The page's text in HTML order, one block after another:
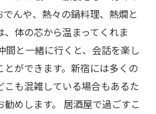
んや、熱々の鍋料理、熱燗と
体の芯から温まってくれま
間と一緒に行くと、会話を楽し
ができます。新宿には多くの
も混雑している場合もあるた
めします。 居酒屋で過ごすこ